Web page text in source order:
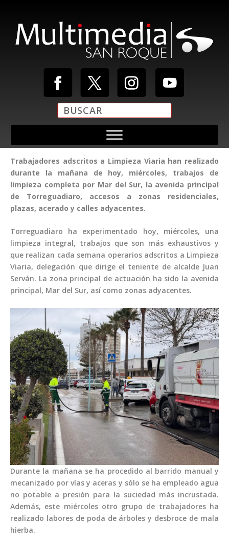
Trabajadores adscritos a Limpieza Viaria han realizado
durante la mañana de hoy, miércoles, trabajos de
limpieza completa por Mar del Sur, la avenida principal
de Torreguadiaro, accesos a zonas residenciales,
plazas, acerado y calles adyacentes.
Torreguadiaro ha experimentado hoy, miércoles, una
limpieza integral, trabajos que son más exhaustivos y
que realizan cada semana operarios adscritos a Limpieza
Viaria, delegación que dirige el teniente de alcalde Juan
Serván. La zona principal de actuación ha sido la avenida
principal, Mar del Sur, así como zonas adyacentes.
Durante la mañana se ha procedido al barrido manual y
mecanizado por vías y aceras y sólo se ha empleado agua
no potable a presión para la suciedad más incrustada.
Además, este miércoles otro grupo de trabajadores ha
realizado labores de poda de árboles y desbroce de mala
hierba.